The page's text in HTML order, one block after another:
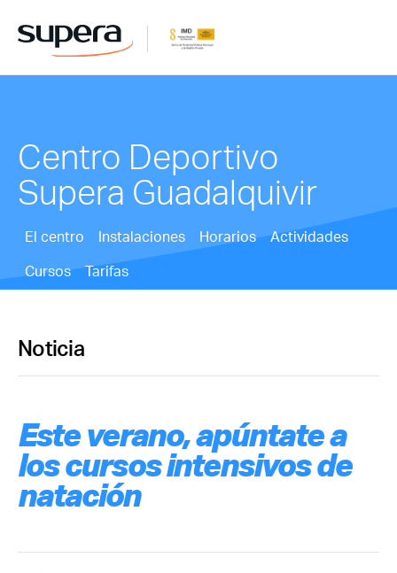
Centro Deportivo
Supera Guadalquivir
El centro Instalaciones Horarios
Actividades
Cursos
Tarifas
Noticia
Este verano, apúntate a
los cursos intensivos de
natación